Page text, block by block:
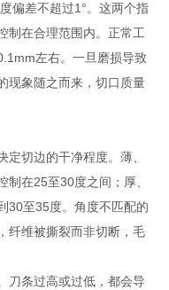
偏差不超过1°。这两个指
制在合理范围内。正常工
左右。一旦磨损导致
现象随之而来，切口质量
切边的干净程度。薄、
在25至30度之间；厚、
30至35度。角度不匹配的
纤维被撕裂而非切断，毛
条过高或过低，都会导